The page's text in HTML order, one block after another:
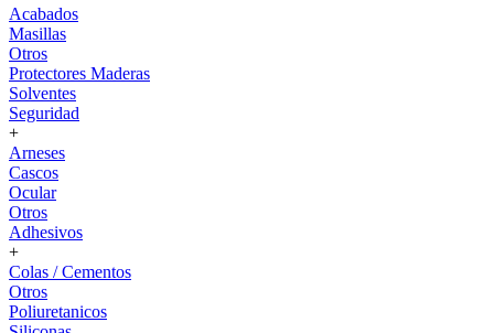
Acabados
Masillas
Otros
Protectores Maderas
Solventes
Seguridad
+
Arneses
Cascos
Ocular
Otros
Adhesivos
+
Colas / Cementos
Otros
Poliuretanicos